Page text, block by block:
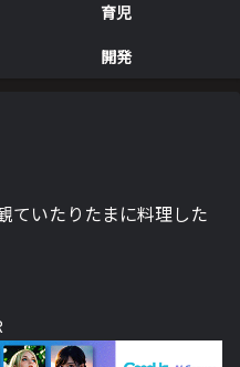
育児
開発
ていたりたまに料理した